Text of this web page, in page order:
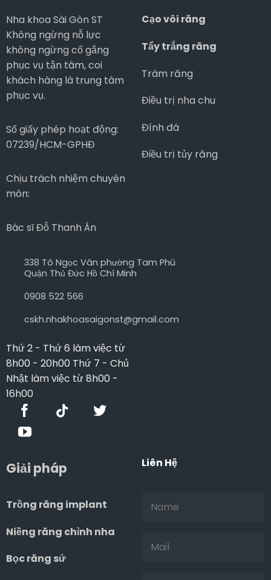
Nha khoa Sài Gòn ST
Không ngừng nỗ lực
không ngừng cố gắng
phục vụ tận tâm, coi
khách hàng là trung tâm
phục vụ.
Số giấy phép hoạt động:
07239/HCM-GPHĐ
Chịu trách nhiệm chuyên
môn:
Bác sĩ Đỗ Thanh Ân
338 Tô Ngọc Vân phường Tam Phú
Quận Thủ Đức Hồ Chí Minh
0908 522 566
cskh.nhakhoasaigonst@gmail.com
Thứ 2 - Thứ 6 làm việc từ
8h00 - 20h00 Thứ 7 - Chủ
Nhật làm việc từ 8h00 -
16h00
Cạo vôi răng
Tẩy trắng răng
Trám răng
Điều trị nha chu
Đính đá
Điều trị tủy răng
Giải pháp
Trồng răng implant
Niềng răng chỉnh nha
Bọc răng sứ
Liên Hệ